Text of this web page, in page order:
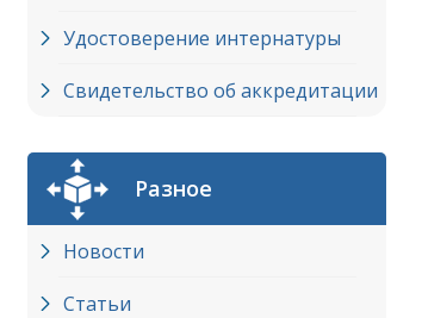
Удостоверение интернатуры
Свидетельство об аккредитации
Разное
Новости
Статьи